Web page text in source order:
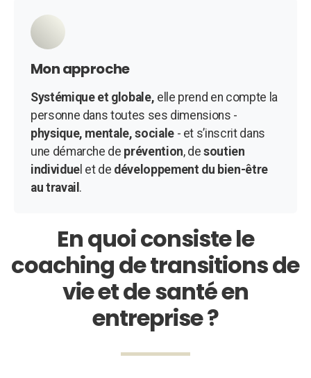
Mon approche
Systémique et globale, elle prend en compte la
personne dans toutes ses dimensions -
physique, mentale, sociale- et s’inscrit dans
une démarche de prévention, desoutien
individuel et de développement du bien-être
au travail .
En quoi consiste le
coaching de transitions de
vie et de santé en
entreprise ?